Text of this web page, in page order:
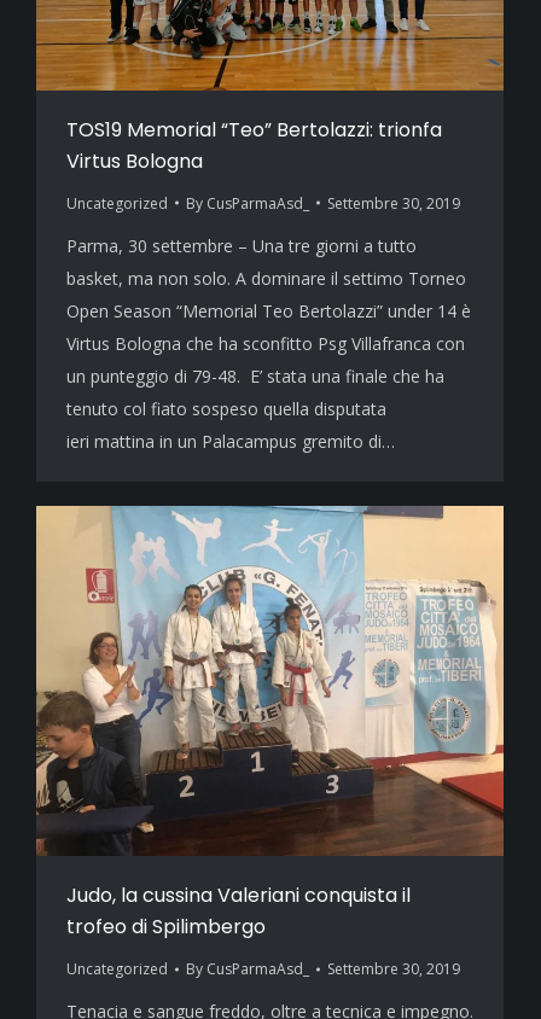
TOS19 Memorial “Teo” Bertolazzi: trionfa
Virtus Bologna
Uncategorized By CusParmaAsd_ Settembre 30, 2019
Parma, 30 settembre – Una tre giorni a tutto
basket, ma non solo. A dominare il settimo Torneo
Open Season “Memorial Teo Bertolazzi” under 14 è
Virtus Bologna che ha sconfitto Psg Villafranca con
un punteggio di 79-48. E’ stata una finale che ha
tenuto col fiato sospeso quella disputata
ieri mattina in un Palacampus gremito di…
Judo, la cussina Valeriani conquista il
trofeo di Spilimbergo
Uncategorized By CusParmaAsd_ Settembre 30, 2019
Tenacia e sangue freddo, oltre a tecnica e impegno.